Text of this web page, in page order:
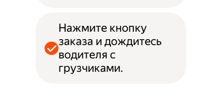
Нажмите кнопку
заказа и дождитесь
водителя с
грузчиками.